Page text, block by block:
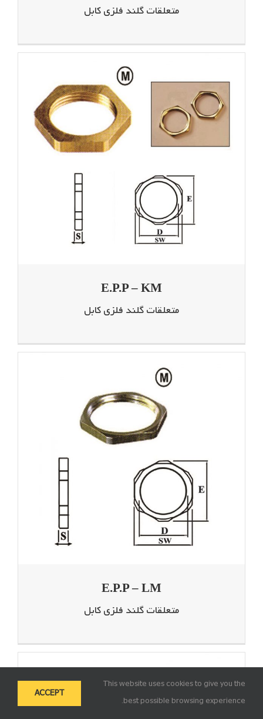
متعلقات گلند فلزی کابل
E.P.P – KM
متعلقات گلند فلزی کابل
E.P.P – LM
متعلقات گلند فلزی کابل
This website uses cookies to give you the
best possible browsing experience.
ACCEPT